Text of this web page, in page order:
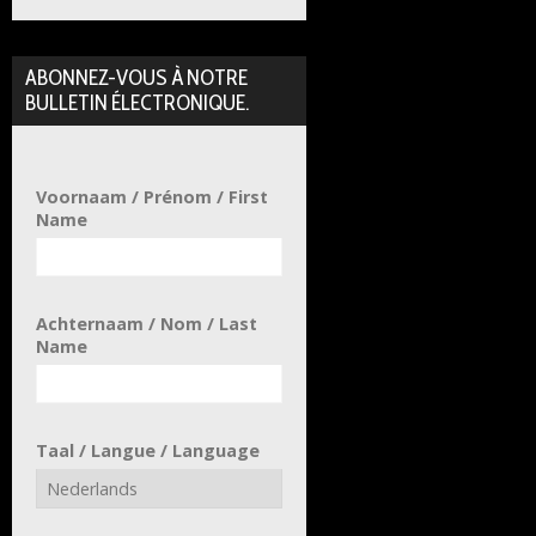
ABONNEZ-VOUS À NOTRE
BULLETIN ÉLECTRONIQUE.
Voornaam / Prénom / First
Name
Achternaam / Nom / Last
Name
Taal / Langue / Language